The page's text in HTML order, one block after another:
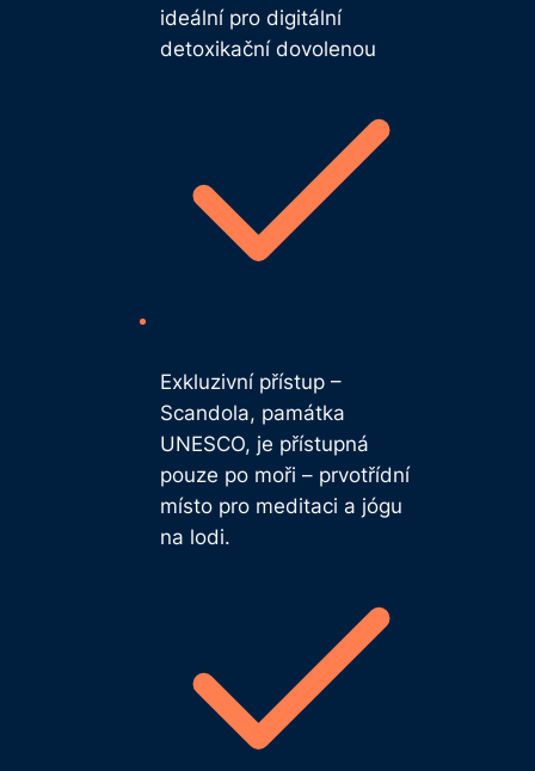
ideální pro digitální
detoxikační dovolenou
Exkluzivní přístup –
Scandola, památka
UNESCO, je přístupná
pouze po moři – prvotřídní
místo pro meditaci a jógu
na lodi.